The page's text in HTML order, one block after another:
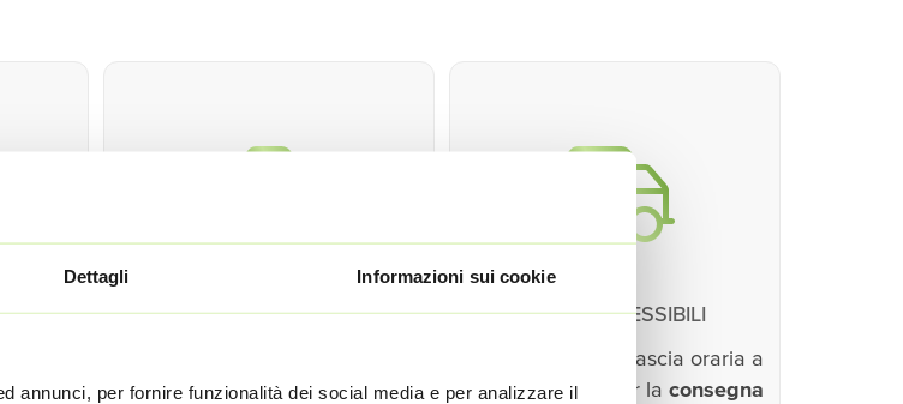
Dettagli Informazioni sui cookie
annunci, per fornire funzionalità dei social media e per analizzare il
RISPARMIO DI TEMPO
farmaci siano disponibili in
SERVIZI FLESSIBILI
Puoi scegliere la fascia oraria a
te più comoda per la consegna